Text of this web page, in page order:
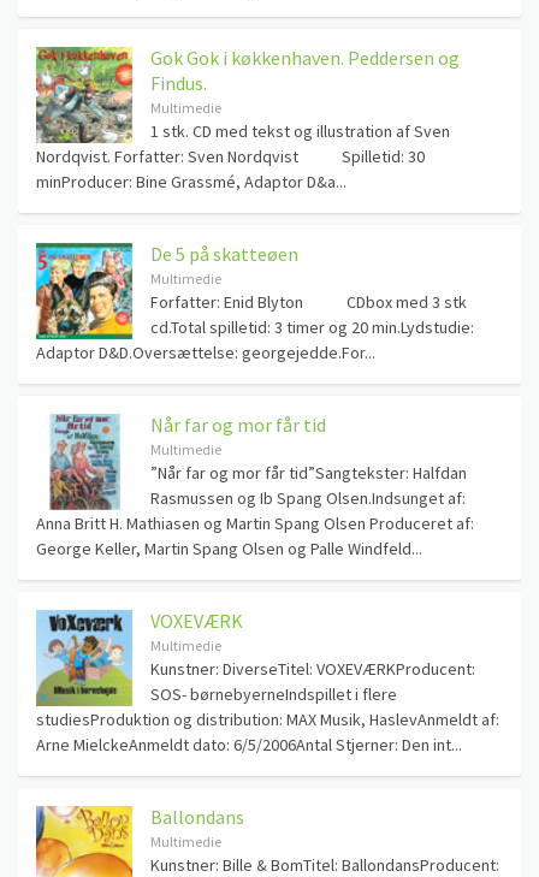
Gok Gok i køkkenhaven. Peddersen og
Findus.
Multimedie
1 stk. CD med tekst og illustration af Sven
Nordqvist. Forfatter: Sven Nordqvist Spilletid: 30
minProducer: Bine Grassmé, Adaptor D&a...
De 5 på skatteøen
Multimedie
Forfatter: Enid Blyton CDbox med 3 stk
cd.Total spilletid: 3 timer og 20 min.Lydstudie:
Adaptor D&D.Oversættelse: georgejedde.For...
Når far og mor får tid
Multimedie
”Når far og mor får tid”Sangtekster: Halfdan
Rasmussen og Ib Spang Olsen.Indsunget af:
Anna Britt H. Mathiasen og Martin Spang Olsen Produceret af:
George Keller, Martin Spang Olsen og Palle Windfeld...
VOXEVÆRK
Multimedie
Kunstner: DiverseTitel: VOXEVÆRKProducent:
SOS- børnebyerneIndspillet i flere
studiesProduktion og distribution: MAX Musik, HaslevAnmeldt af:
Arne MielckeAnmeldt dato: 6/5/2006Antal Stjerner: Den int...
Ballondans
Multimedie
Kunstner: Bille & BomTitel: BallondansProducent: